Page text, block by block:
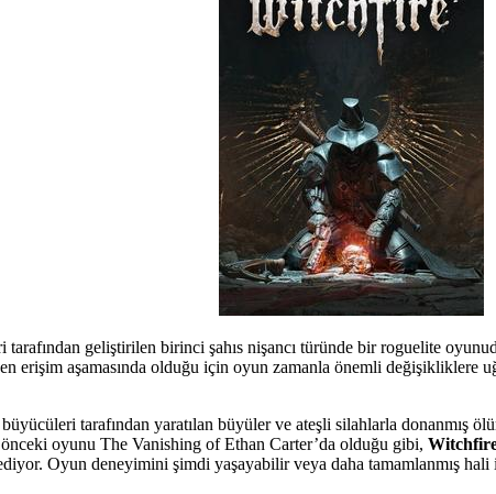
geliştirilen birinci şahıs nişancı türünde bir roguelite
erişim aşamasında olduğu için oyun zamanla önemli
büyücüleri tarafından yaratılan büyüler ve ateşli silahlarla donanmış
oyunu The Vanishing of Ethan Carter’da olduğu gibi,
Oyun deneyimini şimdi yaşayabilir veya daha tamamlanmış